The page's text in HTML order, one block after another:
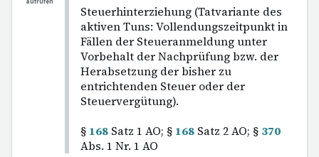
Steuerhinterziehung (Tatvariante des
aktiven Tuns: Vollendungszeitpunkt in
Fällen der Steueranmeldung unter
Vorbehalt der Nachprüfung bzw. der
Herabsetzung der bisher zu
entrichtenden Steuer oder der
Steuervergütung).
§ 168 Satz 1 AO; § 168 Satz 2 AO; § 370
Abs. 1 Nr. 1 AO